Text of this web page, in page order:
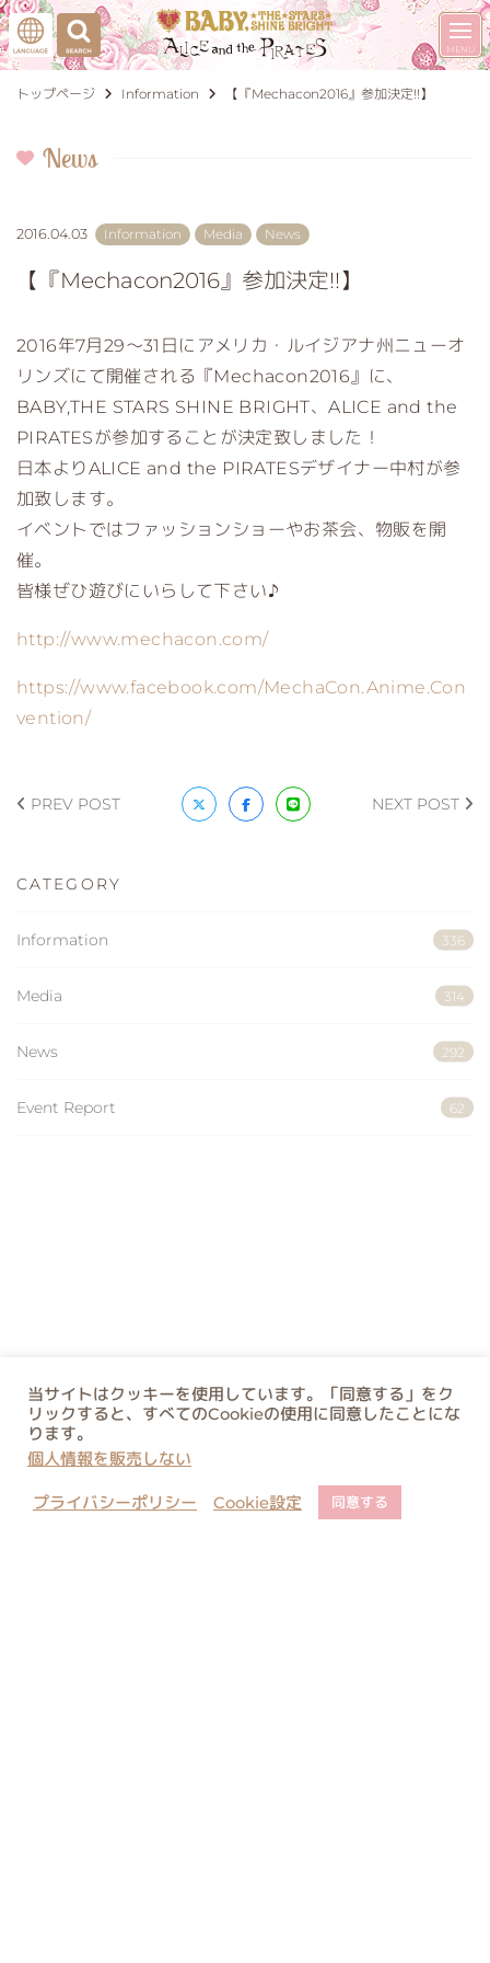
トップページ Information 【『Mechacon2016』参加決定!!】
News
2016.04.03 Information Media News
【『Mechacon2016』参加決定!!】
2016年7月29～31日にアメリカ・ルイジアナ州ニューオ
リンズにて開催される『Mechacon2016』に、
BABY,THE STARS SHINE BRIGHT、ALICE and the
PIRATESが参加することが決定致しました！
日本よりALICE and the PIRATESデザイナー中村が参
加致します。
イベントではファッションショーやお茶会、物販を開
催。
皆様ぜひ遊びにいらして下さい♪
http://www.mechacon.com/
https://www.facebook.com/MechaCon.Anime.Con
vention/
PREV POST NEXT POST
CATEGORY
Information 336
Media 314
News 292
Event Report 62
当サイトはクッキーを使用しています。「同意する」をク
リックすると、すべてのCookieの使用に同意したことにな
ります。
個人情報を販売しない
プライバシーポリシー Cookie設定 同意する